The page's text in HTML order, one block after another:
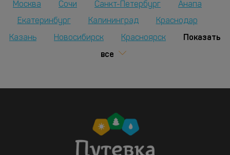
Москва Сочи Санкт-Петербург
Анапа
Екатеринбург
Калининград Краснодар
Казань Новосибирск Красноярск
Показать
все